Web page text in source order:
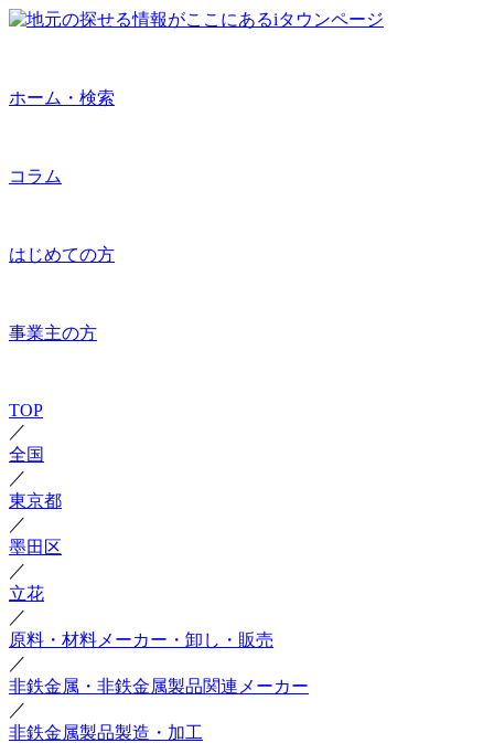
ホーム・検索
コラム
はじめての方
事業主の方
TOP
／
全国
／
東京都
／
墨田区
／
立花
／
原料・材料メーカー・卸し・販売
／
非鉄金属・非鉄金属製品関連メーカー
／
非鉄金属製品製造・加工